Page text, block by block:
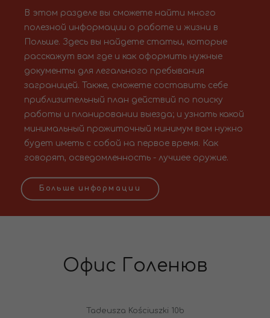
В этом разделе вы сможете найти много
полезной информации о работе и жизни в
Польше. Здесь вы найдете статьи, которые
расскажут вам где и как оформить нужные
документы для легального пребывания
заграницей. Также, сможете составить себе
приблизительный план действий по поиску
работы и планировании выезда; и узнать какой
минимальный прожиточный минимум вам нужно
будет иметь с собой на первое время. Как
говорят, осведомленность - лучшее оружие.
Больше информации
Офис Голенюв
Tadeusza Kościuszki 10b